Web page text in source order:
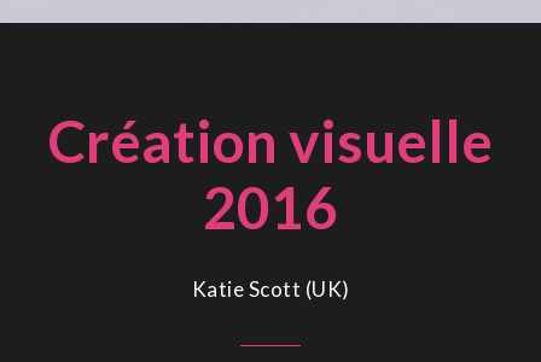
Création visuelle
2016
Katie Scott (UK)